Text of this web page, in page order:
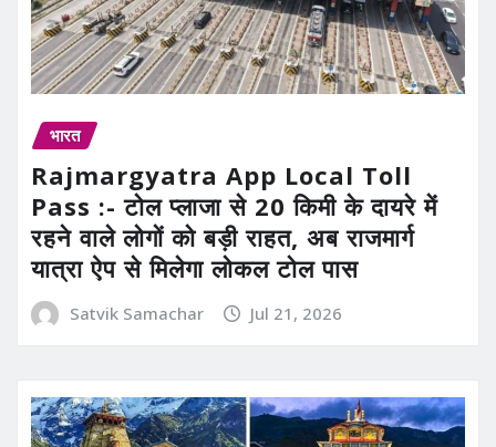
भारत
Rajmargyatra App Local Toll
Pass :- टोल प्लाजा से 20 किमी के दायरे में
रहने वाले लोगों को बड़ी राहत, अब राजमार्ग
यात्रा ऐप से मिलेगा लोकल टोल पास
Satvik Samachar Jul 21, 2026